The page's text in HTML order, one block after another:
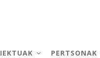
PERTSONAK